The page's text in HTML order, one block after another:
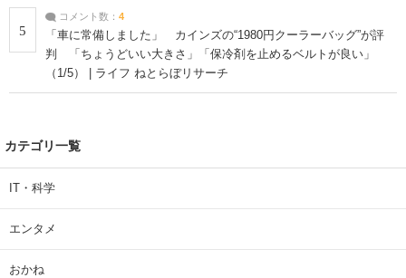
5
コメント数： 4
「車に常備しました」 カインズの“1980円クーラーバッグ”が評
判 「ちょうどいい大きさ」「保冷剤を止めるベルトが良い」
（1/5） | ライフ ねとらぼリサーチ
カテゴリ一覧
IT・科学
エンタメ
おかね